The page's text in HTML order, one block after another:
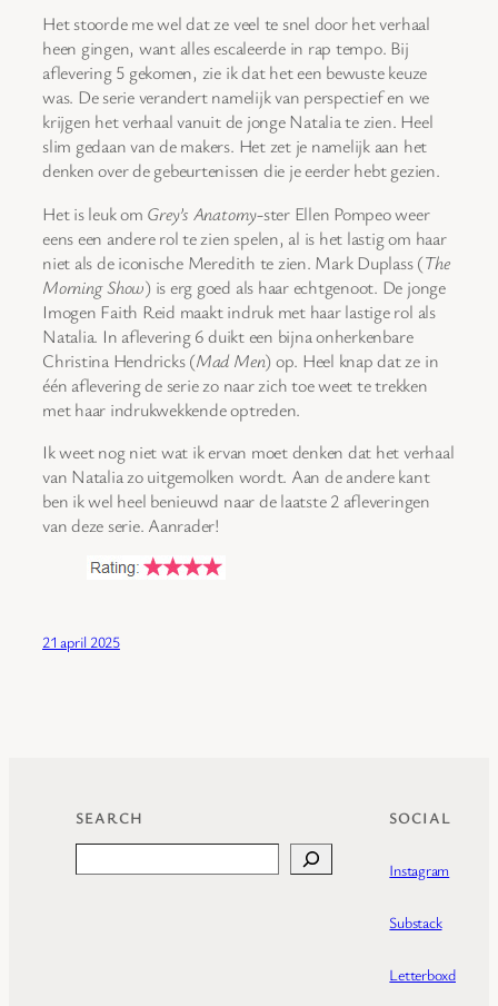
Het stoorde me wel dat ze veel te snel door het verhaal
heen gingen, want alles escaleerde in rap tempo. Bij
aflevering 5 gekomen, zie ik dat het een bewuste keuze
was. De serie verandert namelijk van perspectief en we
krijgen het verhaal vanuit de jonge Natalia te zien. Heel
slim gedaan van de makers. Het zet je namelijk aan het
denken over de gebeurtenissen die je eerder hebt gezien.
Het is leuk om Grey’s Anatomy-ster Ellen Pompeo weer
eens een andere rol te zien spelen, al is het lastig om haar
niet als de iconische Meredith te zien. Mark Duplass (The
Morning Show) is erg goed als haar echtgenoot. De jonge
Imogen Faith Reid maakt indruk met haar lastige rol als
Natalia. In aflevering 6 duikt een bijna onherkenbare
Christina Hendricks (Mad Men) op. Heel knap dat ze in
één aflevering de serie zo naar zich toe weet te trekken
met haar indrukwekkende optreden.
Ik weet nog niet wat ik ervan moet denken dat het verhaal
van Natalia zo uitgemolken wordt. Aan de andere kant
ben ik wel heel benieuwd naar de laatste 2 afleveringen
van deze serie. Aanrader!
21 april 2025
SEARCH SOCIAL
Instagram
Substack
Letterboxd